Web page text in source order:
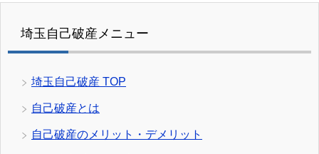
埼玉自己破産メニュー
埼玉自己破産 TOP
自己破産とは
自己破産のメリット・デメリット